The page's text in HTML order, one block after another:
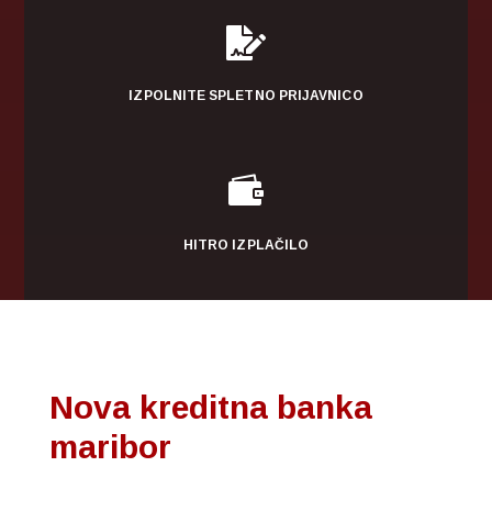

IZPOLNITE SPLETNO PRIJAVNICO

HITRO IZPLAČILO
Nova kreditna banka
maribor